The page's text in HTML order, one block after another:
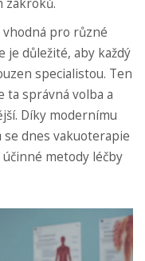
zákroků.
vhodná pro různé
je důležité, aby každý
specialistou. Ten
ta správná volba a
Díky modernímu
dnes vakuoterapie
metody léčby